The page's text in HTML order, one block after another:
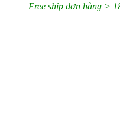
Free ship đơn hàng >